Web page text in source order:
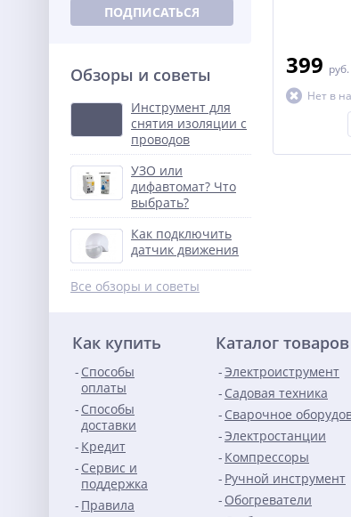
ПОДПИСАТЬСЯ
Обзоры и советы
Инструмент для
снятия изоляции с
проводов
УЗО или
дифавтомат? Что
выбрать?
Как подключить
датчик движения
Все обзоры и советы
399 руб.
Нет в
Как купить
Способы
оплаты
Способы
доставки
Кредит
Сервис и
поддержка
Правила
Каталог товаров
Электроиструмент
Садовая техника
Сварочное
Электростанции
Компрессоры
Ручной инструмент
Обогреватели